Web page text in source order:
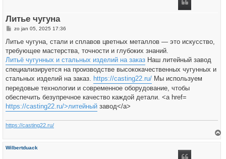
Литье чугуна
B
r
c
h
t
zo jan 05, 2025 17:36
Литье чугуна, стали и сплавов цветных металлов — это искусство,
требующее мастерства, точности и глубоких знаний.
Литьё чугунных и стальных изделий на заказ Наш литейный завод
специализируется на производстве высококачественных чугунных и
стальных изделий на заказ.
https://casting22.ru/ Мы используем
передовые технологии и современное оборудование, чтобы
обеспечить безупречное качество каждой детали. <a href=
https://casting22.ru/>литейный завод</a>
https://casting22.ru/
Wilbertduack